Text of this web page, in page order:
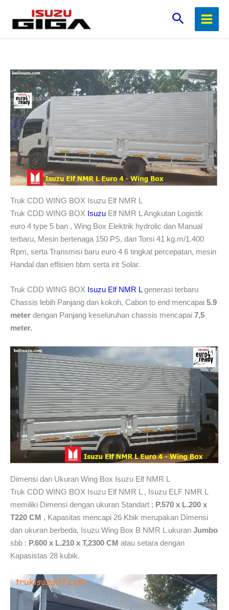
konten
Cari
Truk CDD WING BOX Isuzu Elf NMR L
Truk CDD WING BOX Isuzu Elf NMR L Angkutan Logistik
euro 4 type 5 ban , Wing Box Elektrik hydrolic dan Manual
terbaru, Mesin bertenaga 150 PS, dan Torsi 41 kg.m/1.400
Rpm, serta Transmisi baru euro 4 6 tingkat percepatan, mesin
Handal dan effisien bbm serta irit Solar.
Truk CDD WING BOX Isuzu Elf NMR Lgenerasi terbaru
Chassis lebih Panjang dan kokoh, Cabon to end mencapai 5.9
meter dengan Panjang keseluruhan chassis mencapai 7,5
meter.
Dimensi dan Ukuran Wing Box Isuzu Elf NMR L
Truk CDD WING BOX Isuzu Elf NMR L , Isuzu ELF NMR L
memiliki Dimensi dengan ukuran Standart ; P.570 x L.200 x
T220 CM , Kapasitas mencapi 26 Kbik merupakan Dimensi
dan ukuran berbeda, Isuzu Wing Box B NMR L ukuran Jumbo
sbb : P.600 x L.210 x T,2300 CM atau setara dengan
Kapasistas 28 kubik.